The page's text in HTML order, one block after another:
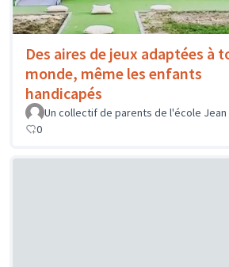
Des aires de jeux adaptées à
monde, même les enfants
handicapés
Un collectif de parents de l'école Jean
0